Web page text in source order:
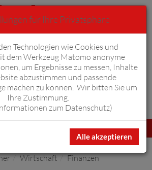
Warenkorb 0
Wirtschaft
Finanzen
für Ihre Privatsphäre
Technologien wie Cookies und
dem Werkzeug Matomo anonyme
um Ergebnisse zu messen, Inhalte
abzustimmen und passende
machen zu können. Wir bitten Sie um
Ihre Zustimmung.
zum Datenschutz)
Alle akzeptieren